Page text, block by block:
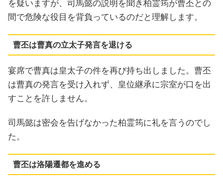
を疑いますが、司馬懿の説明を聞き柏霊筠が曹丕との
間で危険な役目を背負っているのだと理解します。
曹丕は曹真の立太子発言を退ける
宴席で曹真は皇太子の件を再び持ち出しました。曹丕
は曹真の発言を受け入れず、皇位継承に宗室が口を出
すことを許しません。
司馬懿は密会を告げなかった柏霊筠に礼を言うのでし
た。
曹丕は洛陽遷都を進める